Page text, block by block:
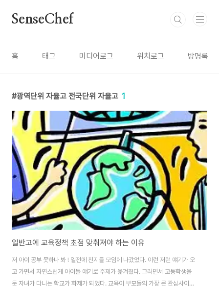
SenseChef
홈 태그 미디어로그 위치로그 방명록
광역단위 자율고 전국단위 자율고 1
일반고에 교육정책 초점 맞춰져야 하는 이유
저 아이 공부 못하나 봐 ! 일전에 친지들 모임에 나갔었다. 이런 저런 얘기가 오
고 가면서 자연스럽게 아이들 얘기로 주제가 옯겨졌다. 그러면서 고등학생을
둔 자녀가 다니는 학교가 화제가 되었다. 교육이 부모들의 가장 큰 관심사이기